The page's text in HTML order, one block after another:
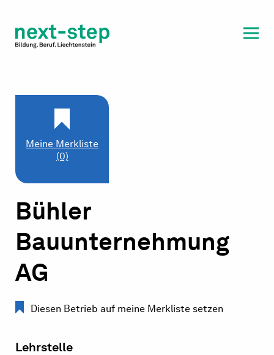
Beratung & Unterstützung
Bühler
Bauunternehmung
AG
Diesen Betrieb auf meine Merkliste setzen
Lehrstelle
Meine Merkliste
(0)